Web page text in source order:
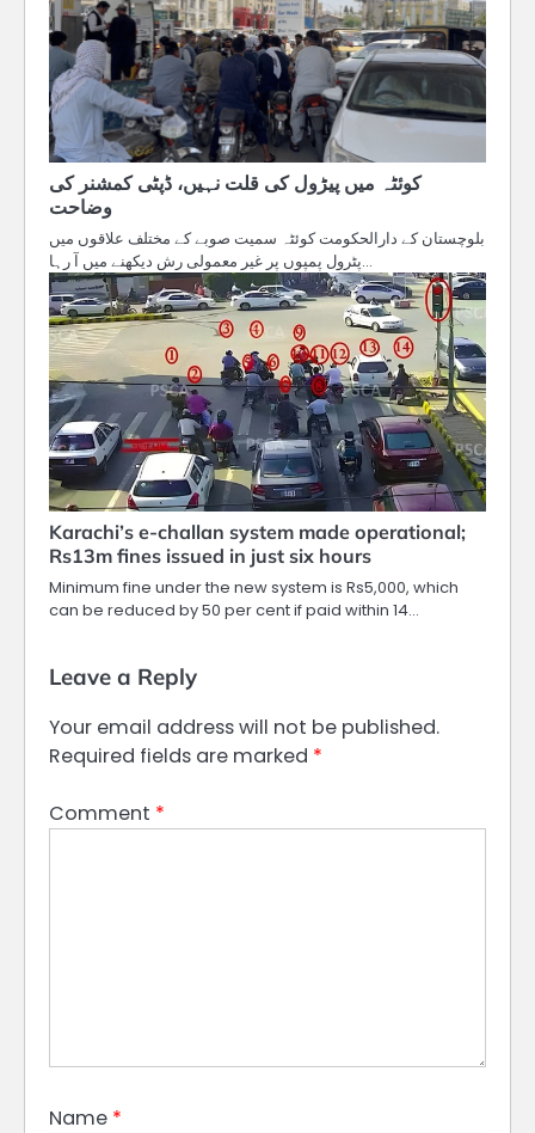
کوئٹہ میں پیڑول کی قلت نہیں، ڈپٹی کمشنر کی
وضاحت
بلوچستان کے دارالحکومت کوئٹہ سمیت صوبے کے مختلف علاقوں میں
پٹرول پمپوں پر غیر معمولی رش دیکھنے میں آ رہا…
Karachi’s e-challan system made operational;
Rs13m fines issued in just six hours
Minimum fine under the new system is Rs5,000, which
can be reduced by 50 per cent if paid within 14…
Leave a Reply
Your email address will not be published.
Required fields are marked *
Comment *
Name *